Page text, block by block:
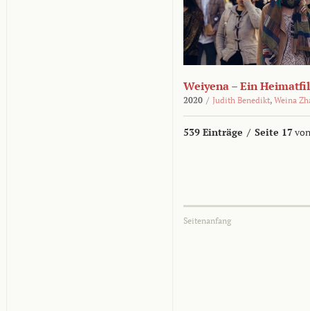
Weiyena – Ein
2020 / Judith Benedikt, Weina
539 Einträge / Seite 17
Seitenanfang